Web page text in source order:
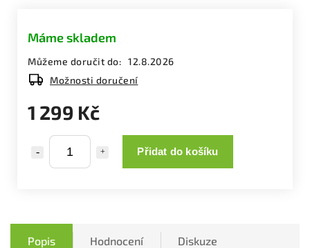
1 299 Kč
Přidat do košíku
Máme skladem
Můžeme doručit do: 12.8.2026
Možnosti doručení
Popis Hodnocení Diskuze